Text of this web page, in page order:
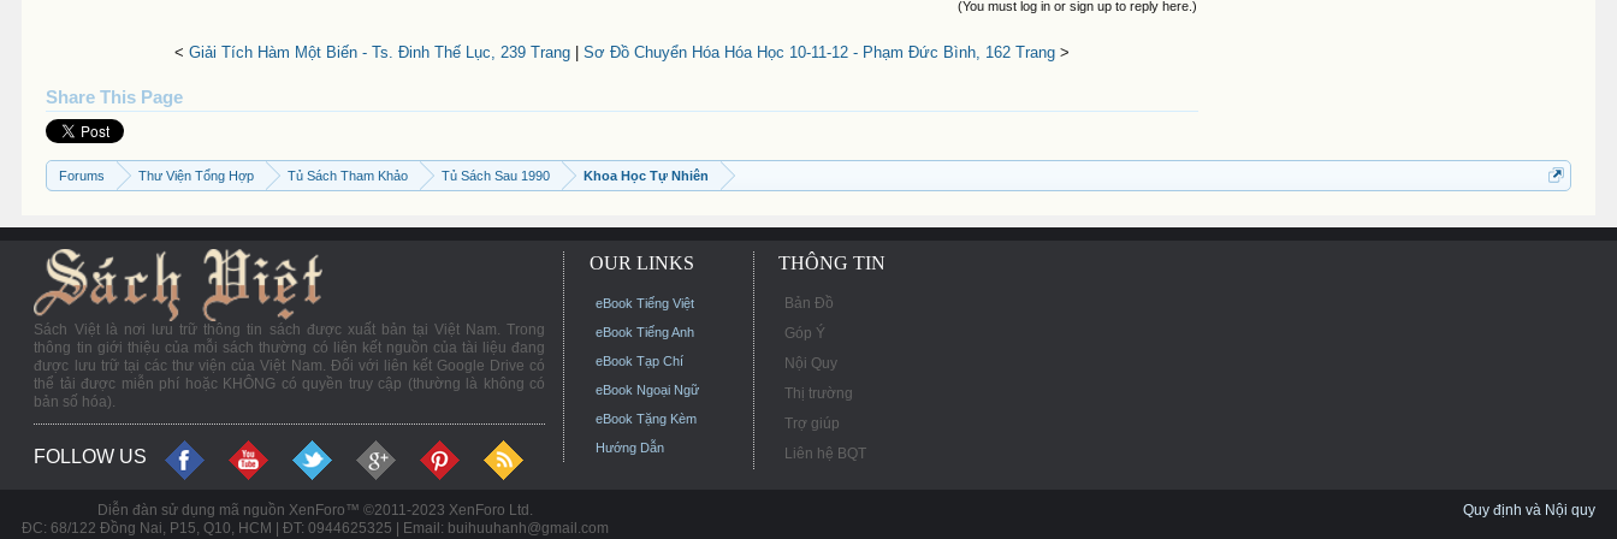
(You must log in or sign up to reply here.)
< Giải Tích Hàm Một Biến - Ts. Đinh Thế Lục, 239 Trang Sơ Đồ Chuyển Hóa Hóa Học 10-11-12 - Phạm Đức Bình, 162 Trang >
Share This Page
Forums Thư Viện Tổng Hợp Tủ Sách Tham Khảo Tủ Sách Sau 1990 Khoa Học Tự Nhiên
Sách Việt là nơi lưu trữ thông tin sách được xuất bản tại Việt Nam. Trong
thông tin giới thiệu của mỗi sách thường có liên kết nguồn của tài liệu đang
được lưu trữ tại các thư viện của Việt Nam. Đối với liên kết Google Drive có
thể tải được miễn phí hoặc KHÔNG có quyền truy cập (thường là không có
bản số hóa).
FOLLOW US
OUR LINKS
eBook Tiếng Việt
eBook Tiếng Anh
eBook Tạp Chí
eBook Ngoại Ngữ
eBook Tặng Kèm
Hướng Dẫn
THÔNG TIN
Bản Đồ
Góp Ý
Nội Quy
Thị trường
Trợ giúp
Liên hệ BQT
Diễn đàn sử dụng mã nguồn XenForo™ ©2011-2023 XenForo Ltd.
ĐC: 68/122 Đồng Nai, P15, Q10, HCM | ĐT: 0944625325 | Email: buihuuhanh@gmail.com
Quy định và Nội quy